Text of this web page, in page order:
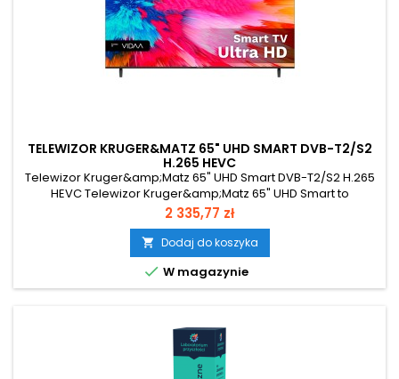
TELEWIZOR KRUGER&MATZ 65" UHD SMART DVB-T2/S2
H.265 HEVC
Telewizor Kruger&amp;Matz 65" UHD Smart DVB-T2/S2 H.265
HEVC Telewizor Kruger&amp;Matz 65" UHD Smart to
propozycja dla osób, które oczekują kinowych wrażeń w
domowym zaciszu. Ogromny ekran o przekątnej 65 cali i
rozdzielczości Ultra HD 4K gwarantuje wyjątkowo
szczegółowy, ostry i realistyczny obraz, który pozwoli w pełni
zanurzyć się w filmach, serialach...
Cena
2 335,77 zł
 Dodaj do koszyka
 W magazynie